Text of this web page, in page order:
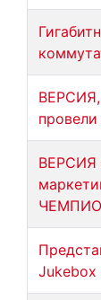
ВЕРСИЯ
Jukebox